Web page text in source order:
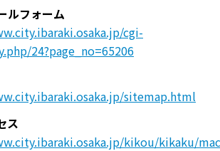
ルフォーム
cgi-
24?page_no=65206
sitemap.html
ス
kikou/kikaku/